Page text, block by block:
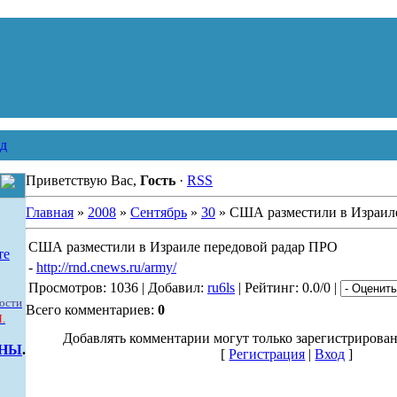
.
Приветствую Вас, Гость· RSS
Главная» 2008 » Сентябрь » 30» США разместили в
США разместили в Израиле передовой радар ПРО
- http://rnd.cnews.ru/army/
Просмотров: 1036 | Добавил: ru6ls| Рейтинг: 0.0/0 |
Всего комментариев: 0
Добавлять комментарии могут только
[Регистрация |Вход ]